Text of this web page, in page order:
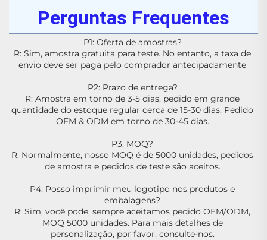
Perguntas Frequentes
P1: Oferta de amostras?
R: Sim, amostra gratuita para teste. No entanto, a taxa de
envio deve ser paga pelo comprador antecipadamente
P2: Prazo de entrega?
R: Amostra em torno de 3-5 dias, pedido em grande
quantidade do estoque regular cerca de 15-30 dias. Pedido
OEM & ODM em torno de 30-45 dias.
P3: MOQ?
R: Normalmente, nosso MOQ é de 5000 unidades, pedidos
de amostra e pedidos de teste são aceitos.
P4: Posso imprimir meu logotipo nos produtos e
embalagens?
R: Sim, você pode, sempre aceitamos pedido OEM/ODM,
MOQ 5000 unidades. Para mais detalhes de
personalização, por favor, consulte-nos.